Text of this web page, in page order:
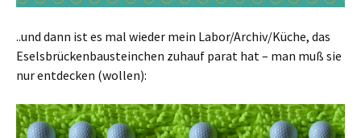
..und dann ist es mal wieder mein Labor/Archiv/Küche, das
Eselsbrückenbausteinchen zuhauf parat hat – man muß sie
nur entdecken (wollen):